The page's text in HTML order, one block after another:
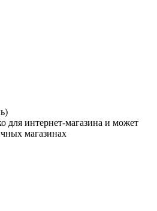
для интернет-магазина и может
магазинах